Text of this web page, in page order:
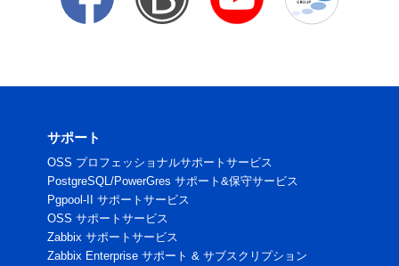
サポート
OSS プロフェッショナルサポートサービス
PostgreSQL/PowerGres サポート&保守サービス
Pgpool-II サポートサービス
OSS サポートサービス
Zabbix サポートサービス
Zabbix Enterprise サポート & サブスクリプション